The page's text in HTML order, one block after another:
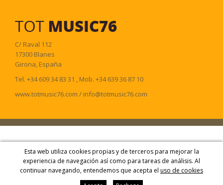
C/ Raval 112
17300 Blanes
Girona, España
Tel. +34 609 34 83 31 , Mob. +34 639 36 87 10
www.totmusic76.com / info@totmusic76.com
Esta web utiliza cookies propias y de terceros para mejorar la
experiencia de navegación así como para tareas de análisis. Al
continuar navegando, entendemos que acepta el uso de cookies